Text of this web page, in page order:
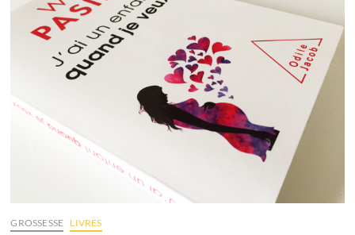
GROSSESSE LIVRES